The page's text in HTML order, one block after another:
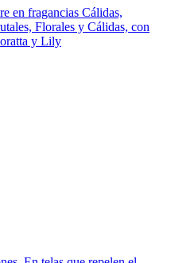
en fragancias Cálidas,
Florales y Cálidas, con
y Lily